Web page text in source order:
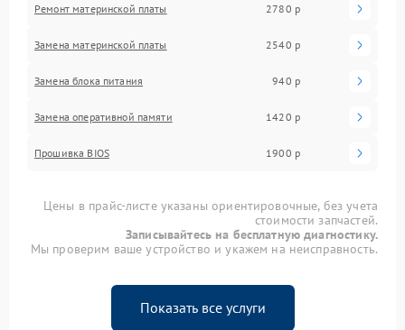
Ремонт материнской платы 2780 р
Замена материнской платы 2540 р
Замена блока питания 940 р
Замена оперативной памяти 1420 р
Прошивка BIOS 1900 р
Цены в прайс-листе указаны ориентировочные, без учета
стоимости запчастей.
Записывайтесь на бесплатную диагностику.
Мы проверим ваше устройство и укажем на неисправность.
Показать все услуги